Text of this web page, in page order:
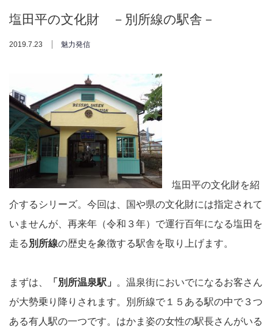
塩田平の文化財 －別所線の駅舎－
2019.7.23 魅力発信
塩田平の文化財を紹
介するシリーズ。今回は、国や県の文化財には指定されて
いませんが、再来年（令和３年）で運行百年になる塩田を
走る 別所線の歴史を象徴する駅舎を取り上げます。
まずは、 「別所温泉駅」
。温泉街においでになるお客さん
が大勢乗り降りされます。別所線で１５ある駅の中で３つ
ある有人駅の一つです。はかま姿の女性の駅長さんがいる